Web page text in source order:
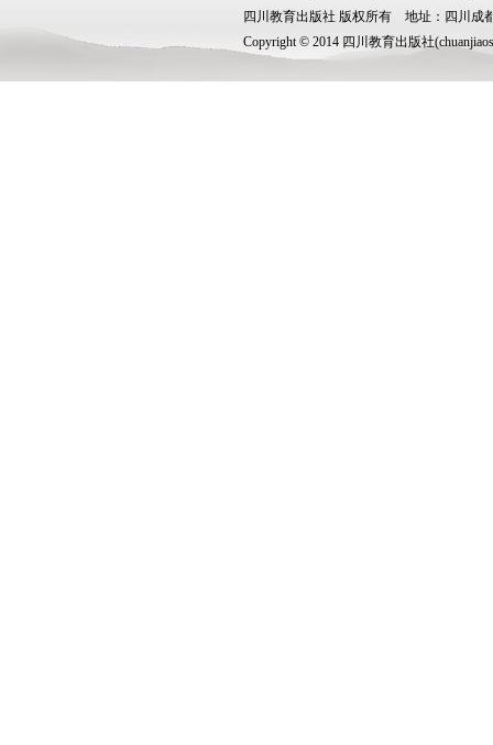
四川教育出版社 版权所有 地址：四川成
Copyright © 2014 四川教育出版社